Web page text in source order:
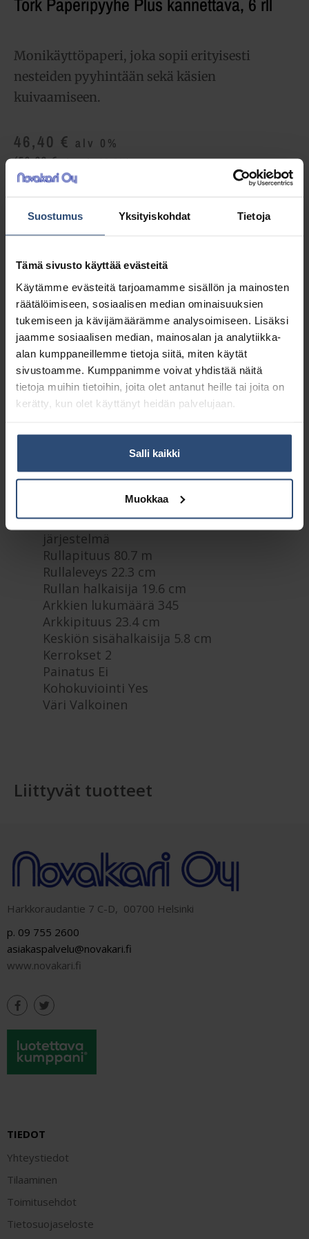
Suostumus Yksityiskohdat Tietoja
Tämä sivusto käyttää evästeitä
Käytämme evästeitä tarjoamamme sisällön ja mainosten
räätälöimiseen, sosiaalisen median ominaisuuksien
tukemiseen ja kävijämäärämme analysoimiseen. Lisäksi
jaamme sosiaalisen median, mainosalan ja analytiikka-
alan kumppaneillemme tietoja siitä, miten käytät
sivustoamme. Kumppanimme voivat yhdistää näitä
tietoja muihin tietoihin, joita olet antanut heille tai joita on
kerätty, kun olet käyttänyt heidän palvelujaan.
Salli kaikki
Muokkaa
Monikäyttöpaperi, joka sopii erityisesti
nesteiden pyyhintään sekä käsien
kuivaamiseen.
46,40 € alv 0%
(58,23€ sis. alv 25.5%)
Yhteensä: 46,40 €
Tuotetunnus (SKU):473329
Osasto:Vetopyyhkeet
Kuvaus
Lisätiedot
Monikäyttöpaperi hoitaa useimmat
pyyhintätehtävät
handWiping
Elintarvikekäyttöön hyväksytty
Järjestelmä M2 – Vetopyyherulla -
järjestelmä
Rullapituus 80.7 m
Rullaleveys 22.3 cm
Rullan halkaisija 19.6 cm
Arkkien lukumäärä 345
Arkkipituus 23.4 cm
Keskiön sisähalkaisija 5.8 cm
Kerrokset 2
Painatus Ei
Kohokuviointi Yes
Väri Valkoinen
Liittyvät tuotteet
Harkkoraudantie 7 C-D, 00700 Helsinki
p. 09 755 2600
asiakaspalvelu@novakari.fi
www.novakari.fi
TIEDOT
Yhteystiedot
Tilaaminen
Toimitusehdot
Tietosuojaseloste